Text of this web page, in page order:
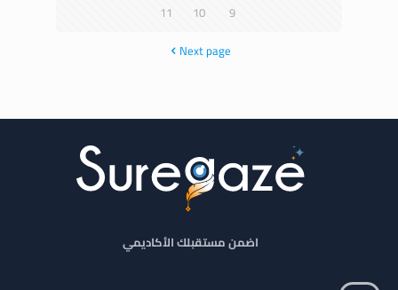
9
10
11
Next page
اضمن مستقبلك الأكاديمي